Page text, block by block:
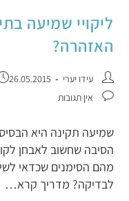
ליקויי שמיעה
האזהרה?
עידו יערי 26.05.2015
אין תגובות
שמיעה תקינה היא
הסיבה שחשוב לאבחן
מהם הסימנים שכדאי
לבדיקה? מדריך קרא…